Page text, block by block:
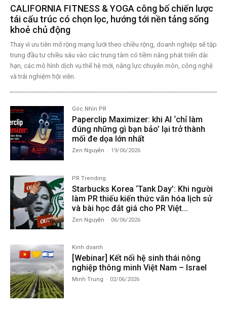
CALIFORNIA FITNESS & YOGA công bố chiến lược
tái cấu trúc có chọn lọc, hướng tới nền tảng sống
khoẻ chủ động
Thay vì ưu tiên mở rộng mạng lưới theo chiều rộng, doanh nghiệp sẽ tập
trung đầu tư chiều sâu vào các trung tâm có tiềm năng phát triển dài
hạn, các mô hình dịch vụ thế hệ mới, năng lực chuyên môn, công nghệ
và trải nghiệm hội viên.
Góc Nhìn PR
Paperclip Maximizer: khi AI ‘chỉ làm
đúng những gì bạn bảo’ lại trở thành
mối đe dọa lớn nhất
Zen Nguyễn - 19/06/2026
PR Trending
Starbucks Korea ‘Tank Day’: Khi người
làm PR thiếu kiến thức văn hóa lịch sử
và bài học đắt giá cho PR Việt...
Zen Nguyễn - 06/06/2026
Kinh doanh
[Webinar] Kết nối hệ sinh thái nông
nghiệp thông minh Việt Nam – Israel
Minh Trung - 02/06/2026